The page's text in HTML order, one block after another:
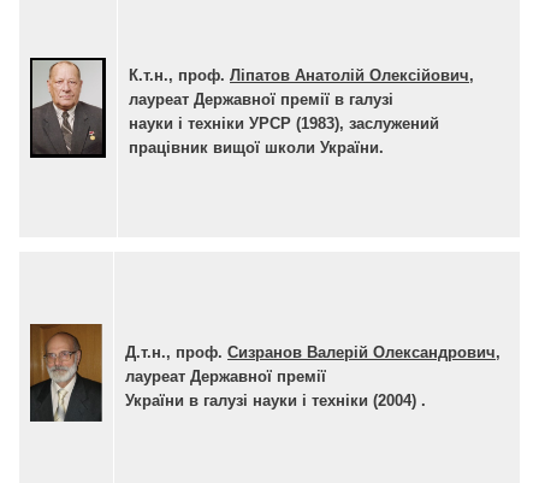
К.т.н., проф. Ліпатов Анатолій Олексійович,
лауреат Державної премії в галузі
науки і техніки УРСР (1983), заслужений
працівник вищої школи України.
Д.т.н., проф. Сизранов Валерій Олександрович,
лауреат Державної премії
України в галузі науки і техніки (2004) .